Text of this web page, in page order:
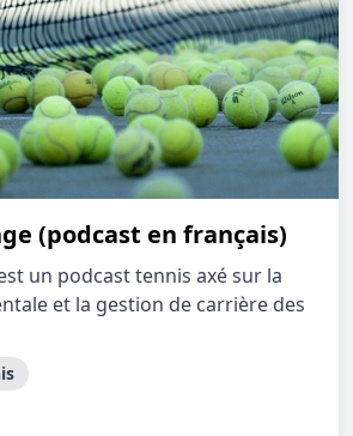
(podcast en français)
un podcast tennis axé sur la
et la gestion de carrière des